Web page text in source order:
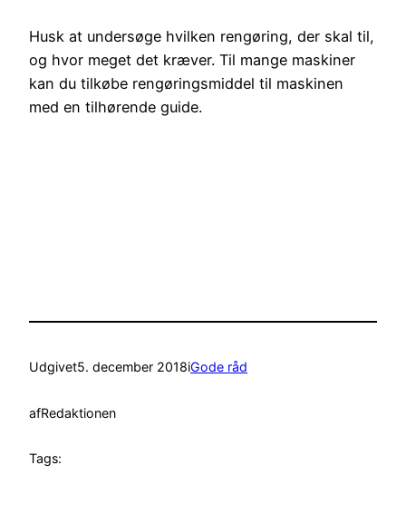
Husk at undersøge hvilken rengøring, der skal til,
og hvor meget det kræver. Til mange maskiner
kan du tilkøbe rengøringsmiddel til maskinen
med en tilhørende guide.
Udgivet5. december 2018iGode råd
afRedaktionen
Tags: